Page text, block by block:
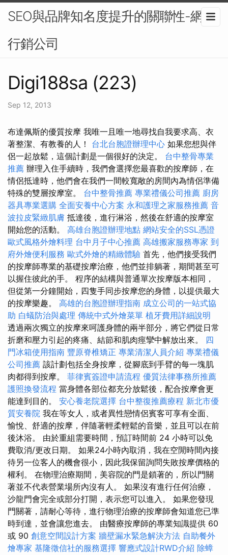
SEO與品牌知名度提升的關聯性-網路
行銷公司
Digi188sa (223)
Sep 12, 2013
布達佩斯的優質按摩 我唯一且唯一地尋找自我要求高、衣
著整潔、有教養的人！ 台北台胞證辦理中心 如果您想與伴
侶一起放鬆，這個計劃是一個很好的決定。 台中整骨專業
推薦 辦理入住手續時，我們會選擇您最喜歡的按摩師，在
情侶抵達時，他們會在我們一間較寬敞的房間內為情侶準備
特殊的雙層按摩室。 台中整骨推薦 專業禮儀公司推薦 廚房
器具專業選購 全面安養中心方案 永和護理之家服務推薦 音
波拉皮緊緻肌膚 抵達後，進行淋浴，然後在舒適的按摩室
開始您的活動。 高雄台胞證辦理地點 網站安全的SSL憑證
歐式風格外燴料理 台中月子中心推薦 高雄搬家服務專家 到
府外燴便利服務 歐式外燴的精緻體驗 首先，他們接受我們
的按摩師專業的基礎按摩治療，他們並排躺著，期間甚至可
以握住彼此的手。 程序的結構與普通單次按摩版本相同，
但從第一分鐘開始，四隻手同步按摩您的身體，以提供最大
的按摩樂趣。 高雄的台胞證辦理指南 成立公司的一站式協
助 白蟻防治與處理 傳統中式外燴菜單 植牙費用詳細說明
透過兩次獨立的按摩來呵護身體的兩半部分，將它們從日常
折磨和壓力引起的疼痛、結節和肌肉痙攣中解放出來。 四
門冰箱使用指南 豐原脊椎矯正 專業清潔人員介紹 專業禮儀
公司推薦 該計劃包括全身按摩，從腳底到手臂的每一塊肌
肉都得到按摩。 菲律賓簽證申請流程 優質法律事務所推薦
護照換發流程 當身體各部位都充分放鬆後，配合按摩會更
能達到目的。 安心養老院選擇 台中整復推薦療程 新北市優
質安養院 我在等女人，或者異性戀情侶賓客可享有全面、
愉悅、舒適的按摩，伴隨著輕柔輕鬆的音樂，並且可以在前
後沐浴。 由於重組需要時間，預訂時間前 24 小時可以免
費取消/更改日期。 如果24小時內取消，我在空閒時間內接
待另一位客人的機會很小，因此我保留詢問失敗按摩價格的
權利。 在物理治療期間，美容院的門是鎖著的，所以門關
著並不代表營業場所內沒有人。 如果沒有進行任何治療，
沙龍門會完全或部分打開，表示您可以進入。 如果您發現
門關著，請耐心等待，進行物理治療的按摩師會知道您已準
時到達，並會讓您進去。 由醫療按摩師的專業知識提供 60
或 90 創意空間設計方案 牆壁漏水緊急解決方法 自助餐外
燴專家 基隆徵信社的服務選擇 響應式設計RWD介紹 除蟑